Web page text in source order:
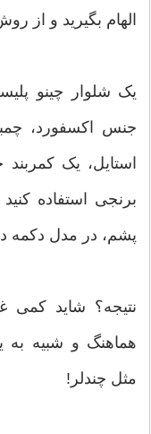
الهام بگیرید و از
یک شلوار چینو
جنس اکسفورد،
استایل، یک
برنجی استفاده
پشم، در مدل دکمه
هماهنگ و شبیه
مثل چندلر!